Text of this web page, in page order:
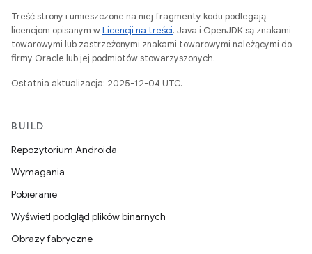
Treść strony i umieszczone na niej fragmenty kodu podlegają
licencjom opisanym wLicencji na treści. Java i OpenJDK są znakami
towarowymi lub zastrzeżonymi znakami towarowymi należącymi do
firmy Oracle lub jej podmiotów stowarzyszonych.
Ostatnia aktualizacja: 2025-12-04 UTC.
BUILD
Repozytorium Androida
Wymagania
Pobieranie
Wyświetl podgląd plików binarnych
Obrazy fabryczne